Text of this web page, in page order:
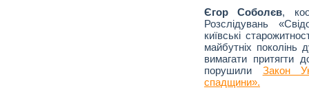
Єгор Соболєв,
Розслідувань
київські
майбутніх поколінь
вимагати притягти
порушили Закон
спадщини».